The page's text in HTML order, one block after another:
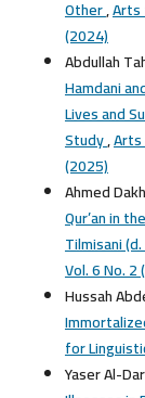
Other,Arts
(2024)
Abdullah
Hamdani
Lives and
Study,Arts
(2025)
Ahmed
Qur’an in
Tilmisani
Vol. 6 No. 2
Hussah
for
Yaser Al-